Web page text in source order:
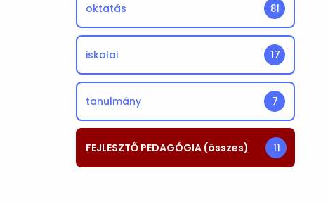
oktatás 81
iskolai 17
tanulmány 7
FEJLESZTŐ PEDAGÓGIA (összes) 11